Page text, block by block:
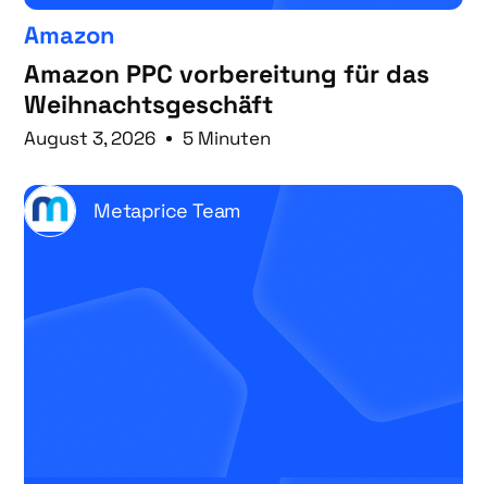
Amazon
Amazon PPC vorbereitung für das
Weihnachtsgeschäft
August 3, 2026 5 Minuten
Metaprice Team